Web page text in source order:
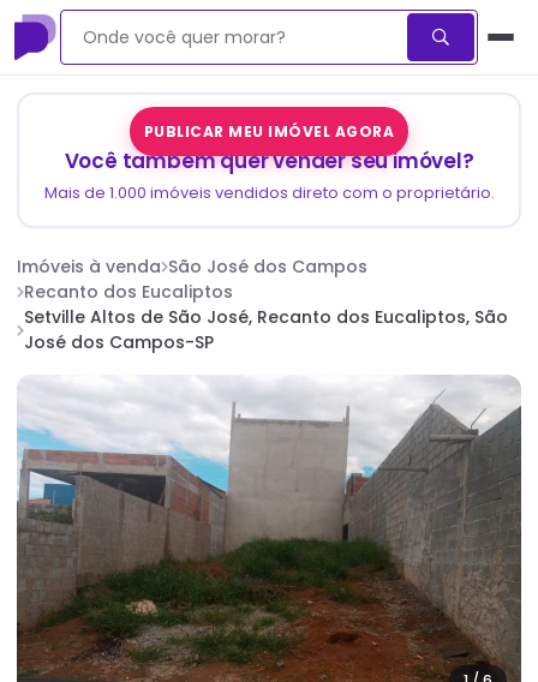
PUBLICAR MEU IMÓVEL AGORA
Você também quer vender seu imóvel?
Mais de 1.000 imóveis vendidos direto com o proprietário.
Imóveis à venda São José dos Campos
Recanto dos Eucaliptos
Setville Altos de São José, Recanto dos Eucaliptos, São
José dos Campos-SP